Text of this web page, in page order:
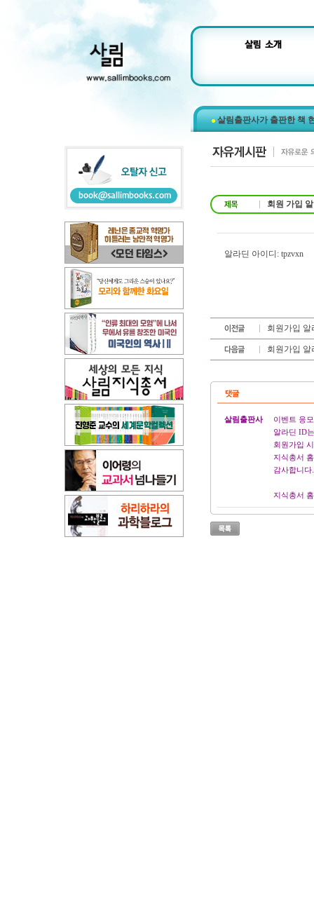
살림출판사가 출판한 책
회원 가입
알라딘 아이디: tpzvxn
회원가입
회원가입 알
살림출판사
이벤트 응
알라딘 ID
회원가입
지식총서
감사합니다.
지식총서